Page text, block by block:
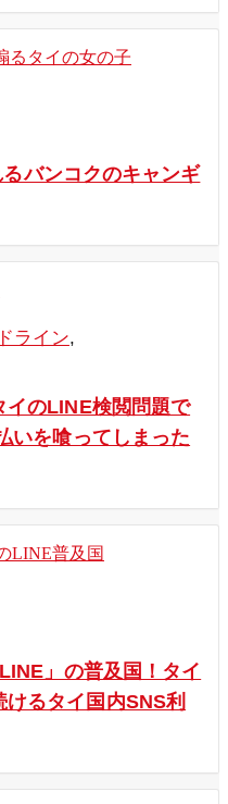
バンコクのキャンギ
ライン,
イのLINE検閲問題で
いを喰ってしまった
」の普及国！タイ
るタイ国内SNS利